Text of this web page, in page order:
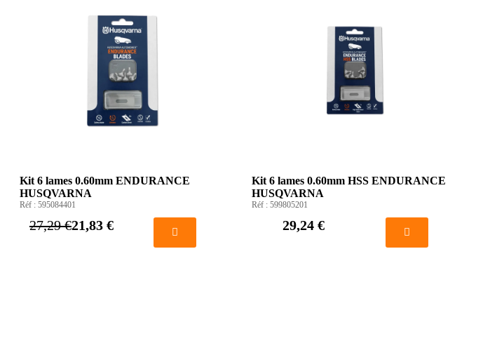
Kit 6 lames 0.60mm ENDURANCE
HUSQVARNA
Réf : 595084401
27,29 €21,83 €
Kit 6 lames 0.60mm HSS ENDURANCE
HUSQVARNA
Réf : 599805201
29,24 €